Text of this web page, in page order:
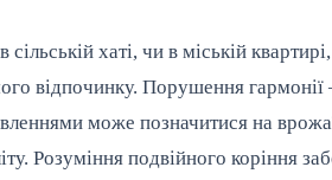
сільській хаті, чи в міській
відпочинку. Порушення
може позначитися на
Розуміння подвійного коріння